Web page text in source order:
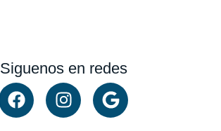
Siguenos en redes
F
a
I
n
G
o